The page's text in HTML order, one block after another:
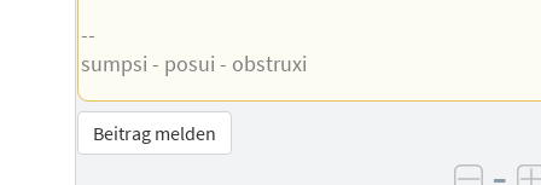
--
sumpsi - posui - obstruxi
Beitrag melden